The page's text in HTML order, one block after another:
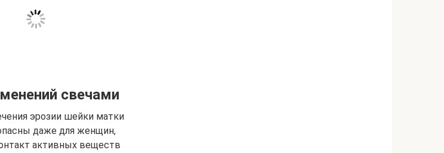
свечами
эрозии шейки матки
даже для женщин,
активных веществ